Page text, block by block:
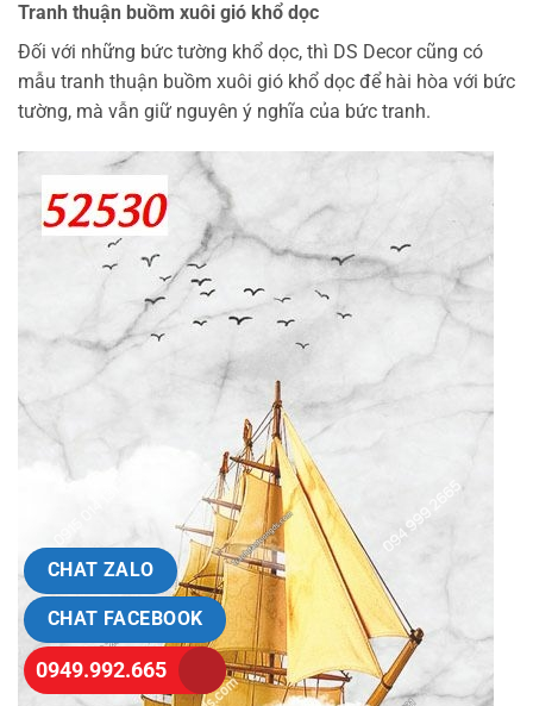
Tranh thuận buồm xuôi gió khổ dọc
Đối với những bức tường khổ dọc, thì DS Decor cũng có
mẫu tranh thuận buồm xuôi gió khổ dọc để hài hòa với bức
tường, mà vẫn giữ nguyên ý nghĩa của bức tranh.
CHAT ZALO
CHAT FACEBOOK
0949.992.665